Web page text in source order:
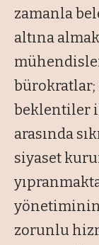
zamanla
altına
bürokratlar;
beklentiler
arasında
siyaset
yönetiminin
zorunlu